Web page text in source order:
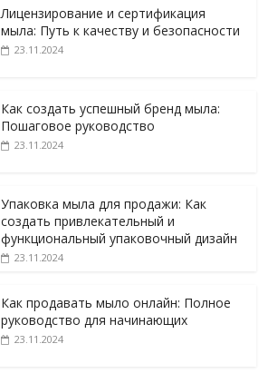
Лицензирование и сертификация
мыла: Путь к качеству и безопасности
23.11.2024
Как создать успешный бренд мыла:
Пошаговое руководство
23.11.2024
Упаковка мыла для продажи: Как
создать привлекательный и
функциональный упаковочный дизайн
23.11.2024
Как продавать мыло онлайн: Полное
руководство для начинающих
23.11.2024